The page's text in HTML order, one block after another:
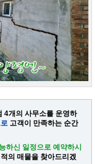
4개의 사무소를 운영하
고객이 만족하는 순간
하신 일정으로 예약하시
의 매물을 찾아드리겠